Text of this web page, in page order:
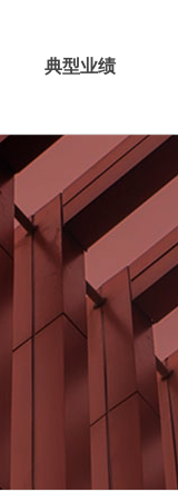
典型业绩
造价咨询
招标代理
政府采购